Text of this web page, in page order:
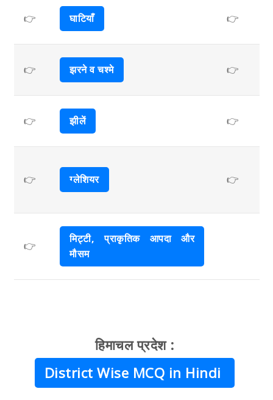
👉 घाटियाँ 👉
👉 झरने व चश्मे 👉
👉 झीलें 👉
👉 ग्लेशियर 👉
👉
मिट्टी, प्राकृतिक आपदा और
मौसम
हिमाचल प्रदेश :
District Wise MCQ in Hindi